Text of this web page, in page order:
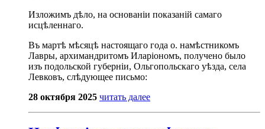
Изложимъ дѣло, на основаніи показаній самаго
исцѣленнаго.
Въ мартѣ мѣсяцѣ настоящаго года о. намѣстникомъ
Лавры, архимандритомъ Иларіономъ, получено было
изъ подольской губерніи, Ольгопольскаго уѣзда, села
Левковъ, слѣдующее письмо:
28 октября 2025 читать далее